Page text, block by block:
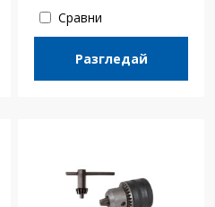
Сравни
Разгледай